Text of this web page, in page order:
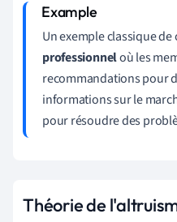
Un exemple classique
professionneloù les
recommandations pour
informations sur le
pour résoudre des
Théorie de